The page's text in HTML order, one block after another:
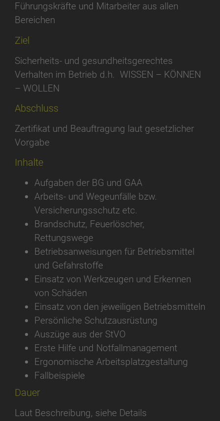
Führungskräfte und Mitarbeiter aus allen
Bereichen
Ziel
Sicherheits- und gesundheitsgerechtes
Verhalten im Betrieb d.h. WISSEN – KÖNNEN
– WOLLEN
Abschluss
Zertifikat und Beauftragung laut gesetzlicher
Vorgabe
Inhalte
Aufgaben der BG und GAA
Arbeits- und Wegeunfälle bzw.
Versicherungsschutz etc.
Brandschutz, Feuerlöscher,
Rettungswege
Betriebsanweisungen für Betriebsmittel
und Gefahrstoffe
Einsatz von Werkzeugen und Erkennen
von Schäden
Einsatz von den jeweiligen Betriebsmitteln
Persönliche Schutzausrüstung
Auszüge aus der StVO
Erste Hilfe und Notfallmanagement
Ergonomische Arbeitsplatzgestaltung
Fallbeispiele
Dauer
Laut Beschreibung, siehe Details